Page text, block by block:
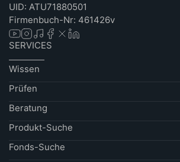
UID: ATU71880501
Firmenbuch-Nr: 461426v
SERVICES
Wissen
Prüfen
Beratung
Produkt-Suche
Fonds-Suche